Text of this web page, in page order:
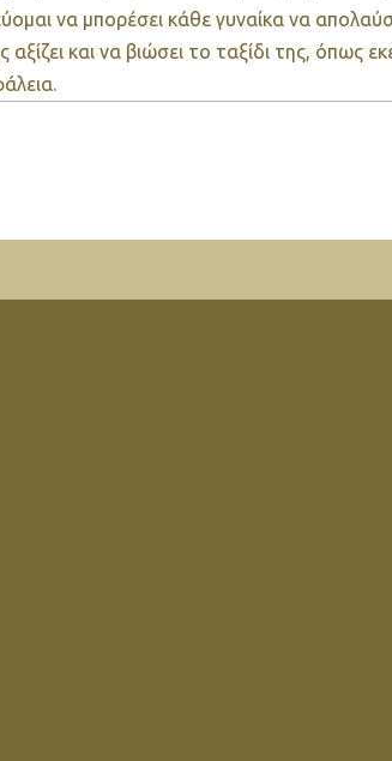
να μπορέσει κάθε γυναίκα να
αξίζει και να βιώσει το ταξίδι της, όπως